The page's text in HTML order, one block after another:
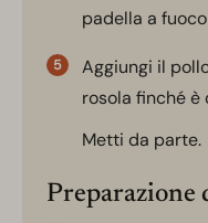
padella a
Aggiungi il
rosola finché è
Metti da parte.
Preparazione